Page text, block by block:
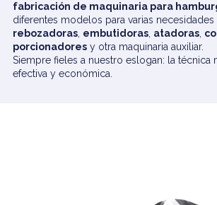
fabricación de maquinaria para
diferentes modelos para varias
rebozadoras, embutidoras, atadoras,
porcionadoresy otra maquinaria auxiliar.
Siempre fieles a nuestro eslogan: la técnica
efectiva y económica.